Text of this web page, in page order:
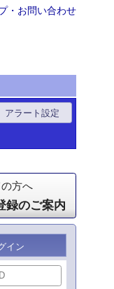
・お問い合わせ
アラート設定
方へ
録のご案内
イン